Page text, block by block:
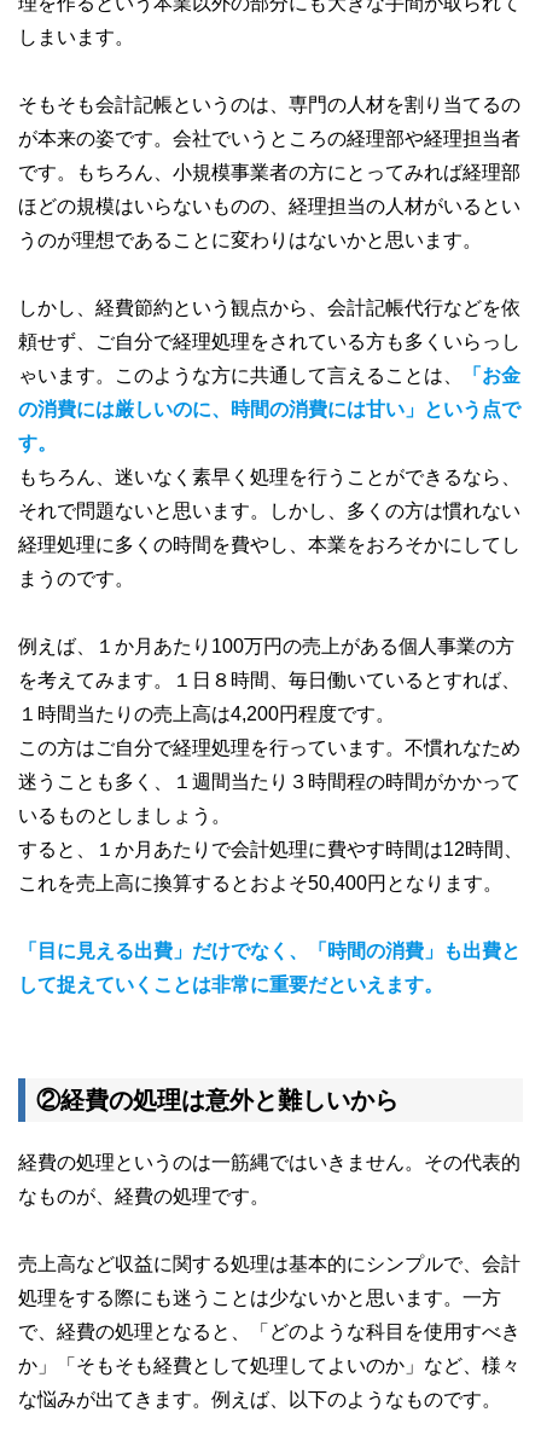
しまいます。
そもそも会計記帳というのは、専門の人材を割り当てるの
が本来の姿です。会社でいうところの経理部や経理担当者
です。もちろん、小規模事業者の方にとってみれば経理部
ほどの規模はいらないものの、経理担当の人材がいるとい
うのが理想であることに変わりはないかと思います。
しかし、経費節約という観点から、会計記帳代行などを依
頼せず、ご自分で経理処理をされている方も多くいらっし
ゃいます。このような方に共通して言えることは、
「お金
の消費には厳しいのに、時間の消費には甘い」という点で
す。
もちろん、迷いなく素早く処理を行うことができるなら、
それで問題ないと思います。しかし、多くの方は慣れない
経理処理に多くの時間を費やし、本業をおろそかにしてし
まうのです。
例えば、１か月あたり100万円の売上がある個人事業の方
を考えてみます。１日８時間、毎日働いているとすれば、
１時間当たりの売上高は4,200円程度です。
この方はご自分で経理処理を行っています。不慣れなため
迷うことも多く、１週間当たり３時間程の時間がかかって
いるものとしましょう。
すると、１か月あたりで会計処理に費やす時間は12時間、
これを売上高に換算するとおよそ50,400円となります。
「目に見える出費」だけでなく、「時間の消費」も出費と
して捉えていくことは非常に重要だといえます。
②経費の処理は意外と難しいから
経費の処理というのは一筋縄ではいきません。その代表的
なものが、経費の処理です。
売上高など収益に関する処理は基本的にシンプルで、会計
処理をする際にも迷うことは少ないかと思います。一方
で、経費の処理となると、「どのような科目を使用すべき
か」「そもそも経費として処理してよいのか」など、様々
な悩みが出てきます。例えば、以下のようなものです。